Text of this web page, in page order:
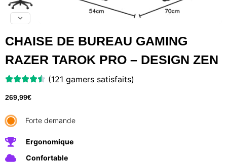
CHAISE DE BUREAU GAMING
RAZER TAROK PRO – DESIGN ZEN
(121 gamers satisfaits)
269,99€
Forte demande
Ergonomique
Confortable